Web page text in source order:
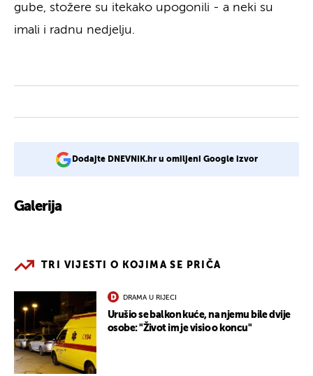
gube, stožere su itekako upogonili - a neki su
imali i radnu nedjelju.
Dodajte DNEVNIK.hr u omiljeni Google izvor
Galerija
TRI VIJESTI O KOJIMA SE PRIČA
DRAMA U RIJECI
Urušio se balkon kuće, na njemu bile dvije
osobe: "Život im je visio o koncu"